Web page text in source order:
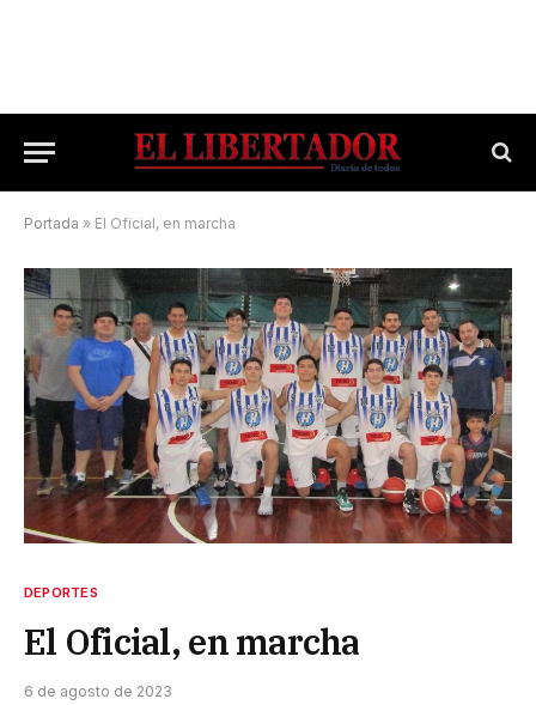
Portada » El Oficial, en marcha
DEPORTES
El Oficial, en marcha
6 de agosto de 2023